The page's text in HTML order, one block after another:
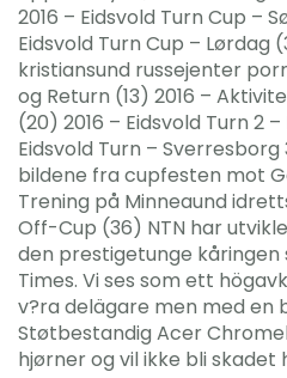
2016 – Eidsvold Turn Cup –
Eidsvold Turn Cup – Lørdag
kristiansund russejenter
og Return (13) 2016 –
(20) 2016 – Eidsvold Turn 2 –
Eidsvold Turn – Sverresborg
bildene fra cupfesten mot
Trening på Minneaund
Off-Cup (36) NTN har
den prestigetunge kåringen
Times. Vi ses som ett
v?ra delägare men med en
Støtbestandig Acer
hjørner og vil ikke bli